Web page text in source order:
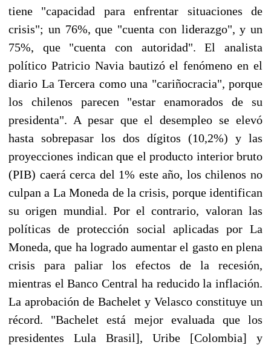
tiene "capacidad para enfrentar situaciones de
crisis"; un 76%, que "cuenta con liderazgo", y un
75%, que "cuenta con autoridad". El analista
político Patricio Navia bautizó el fenómeno en el
diario La Tercera como una "cariñocracia", porque
los chilenos parecen "estar enamorados de su
presidenta". A pesar que el desempleo se elevó
hasta sobrepasar los dos dígitos (10,2%) y las
proyecciones indican que el producto interior bruto
(PIB) caerá cerca del 1% este año, los chilenos no
culpan a La Moneda de la crisis, porque identifican
su origen mundial. Por el contrario, valoran las
políticas de protección social aplicadas por La
Moneda, que ha logrado aumentar el gasto en plena
crisis para paliar los efectos de la recesión,
mientras el Banco Central ha reducido la inflación.
La aprobación de Bachelet y Velasco constituye un
récord. "Bachelet está mejor evaluada que los
presidentes Lula Brasil], Uribe [Colombia] y